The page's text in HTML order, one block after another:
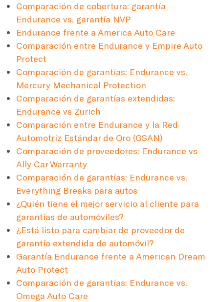
Comparación de cobertura: garantía
Endurance vs. garantía NVP
Endurance frente a America Auto Care
Comparación entre Endurance y Empire Auto
Protect
Comparación de garantías: Endurance vs.
Mercury Mechanical Protection
Comparación de garantías extendidas:
Endurance vs Zurich
Comparación entre Endurance y la Red
Automotriz Estándar de Oro (GSAN)
Comparación de proveedores: Endurance vs
Ally Car Warranty
Comparación de garantías: Endurance vs.
Everything Breaks para autos
¿Quién tiene el mejor servicio al cliente para
garantías de automóviles?
¿Está listo para cambiar de proveedor de
garantía extendida de automóvil?
Garantía Endurance frente a American Dream
Auto Protect
Comparación de garantías: Endurance vs.
Omega Auto Care